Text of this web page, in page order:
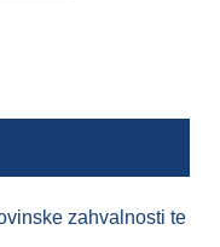
zahvalnosti te